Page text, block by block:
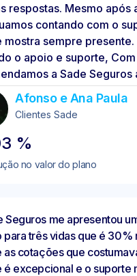
respostas. Mesmo após
contando com o
mostra sempre
o apoio e suporte,
a Sade Seguros
Afonso e Ana Paula
Clientes Sade
%
no valor do plano
Seguros me apresentou
para três vidas que é 30%
as cotações que
é excepcional e o suporte